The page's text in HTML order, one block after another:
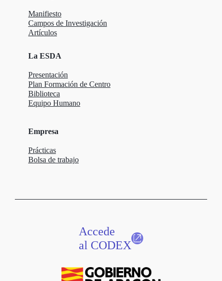
Manifiesto
Campos de Investigación
Artículos
La ESDA
Presentación
Plan Formación de Centro
Biblioteca
Equipo Humano
Empresa
Prácticas
Bolsa de trabajo
Accede
al CODEX